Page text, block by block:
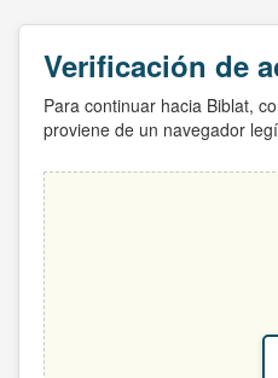
Verificación de
Para continuar hacia Biblat,
proviene de un navegador